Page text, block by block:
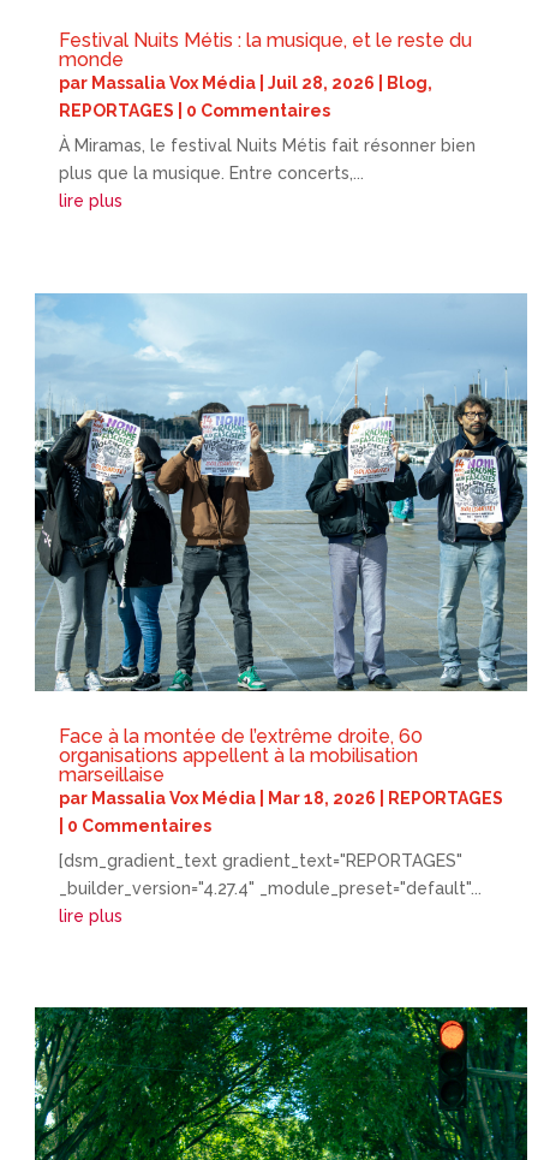
Festival Nuits Métis : la musique, et le reste du
monde
par Massalia Vox Média Juil 28, 2026 Blog,
REPORTAGES | 0 Commentaires
À Miramas, le festival Nuits Métis fait résonner bien
plus que la musique. Entre concerts,...
lire plus
Face à la montée de l’extrême droite, 60
organisations appellent à la mobilisation
marseillaise
par Massalia Vox Média Mar 18, 2026
REPORTAGES
| 0 Commentaires
[dsm_gradient_text gradient_text="REPORTAGES"
_builder_version="4.27.4" _module_preset="default"...
lire plus